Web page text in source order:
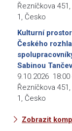
Řezníčkova
1, Česko
Kulturní
Českého
Sabinou
9.10.2026 18:00
Řezníčkova
1, Česko
Zobrazit